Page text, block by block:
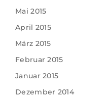
Mai 2015
April 2015
März 2015
Februar 2015
Januar 2015
Dezember 2014